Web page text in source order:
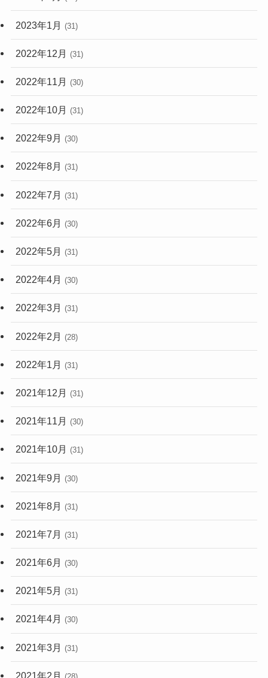
2023年1月 (31)
2022年12月 (31)
2022年11月 (30)
2022年10月 (31)
2022年9月 (30)
2022年8月 (31)
2022年7月 (31)
2022年6月 (30)
2022年5月 (31)
2022年4月 (30)
2022年3月 (31)
2022年2月 (28)
2022年1月 (31)
2021年12月 (31)
2021年11月 (30)
2021年10月 (31)
2021年9月 (30)
2021年8月 (31)
2021年7月 (31)
2021年6月 (30)
2021年5月 (31)
2021年4月 (30)
2021年3月 (31)
2021年2月